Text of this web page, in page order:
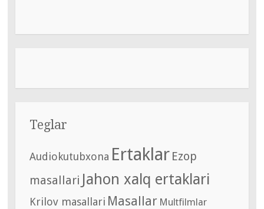
Teglar
Audiokutubxona Ertaklar Ezop
masallari Jahon xalq ertaklari
Krilov masallari Masallar Multfilmlar